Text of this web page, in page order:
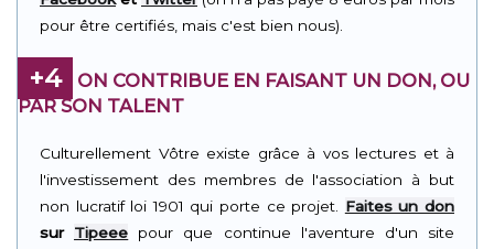
pour être certifiés, mais c'est bien nous).
+4
ON CONTRIBUE EN FAISANT UN DON, OU
PAR SON TALENT
Culturellement Vôtre existe grâce à vos lectures et à
l'investissement des membres de l'association à but
non lucratif loi 1901 qui porte ce projet. Faites un don
sur Tipeee pour que continue l'aventure d'un site